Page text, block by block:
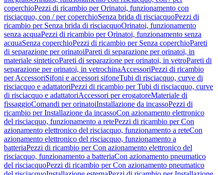
coperchioPezzi di ricambio per Orinatoi, funzionamento con
risciacquo, con / per coperchioSenza brida di risciacquoPezzi di
ricambio per Senza brida di risciacquoOrinatoi, funzionamento
senza acquaPezzi di ricambio per Orinatoi, funzionamento senza
acquaSenza coperchioPezzi di ricambio per Senza coperchioPareti
di separazione per orinatoiPareti di separazione per orinatoi, in
materiale sinteticoPareti di separazione per orinatoi, in vetroPareti di
separazione per orinatoi, in vetrochinaAccessoriPezzi di ricambio
per AccessoriSifoni e accessori sifoneTubi di risciacquo, curve di
risciacquo e adattatoriPezzi di ricambio per Tubi di risciacquo, curve
di risciacquo e adattatoriAccessori per erogatoreMateriale di
fissaggioComandi per orinatoiInstallazione da incassoPezzi di
ricambio per Installazione da incassoCon azionamento elettronico
del risciacquo, funzionamento a retePezzi di ricambio per Con
azionamento elettronico del risciacquo, funzionamento a reteCon
azionamento elettronico del risciacquo, funzionamento a
batteriaPezzi di ricambio per Con azionamento elettronico del
risciacquo, funzionamento a batteriaCon azionamento pneumatico
del risciacquoPezzi di ricambio per Con azionamento pneumatico